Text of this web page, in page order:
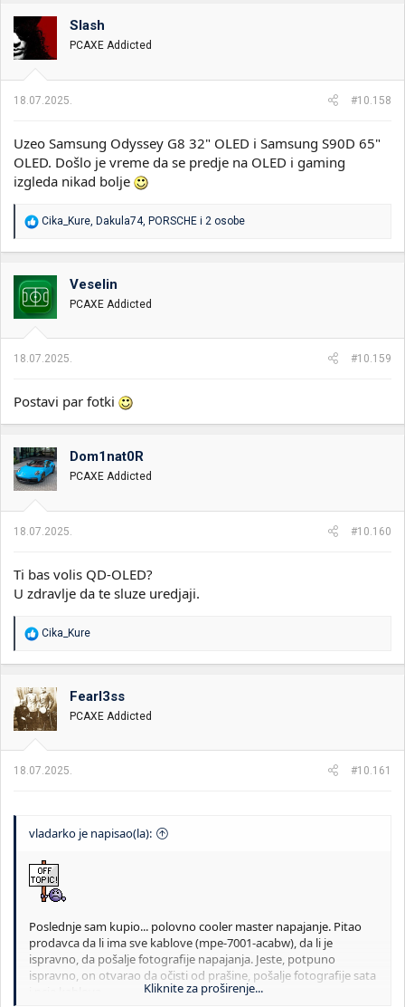
o
v
a
n
:
Slash
PCAXE Addicted
18.07.2025. #10.158
Uzeo Samsung Odyssey G8 32" OLED i Samsung S90D 65"
OLED. Došlo je vreme da se predje na OLED i gaming
izgleda nikad bolje
R
a
o
v
a
n
:
Cika_Kure, Dakula74, PORSCHE i 2 osobe
Veselin
PCAXE Addicted
18.07.2025. #10.159
Postavi par fotki
Dom1nat0R
PCAXE Addicted
18.07.2025. #10.160
Ti bas volis QD-OLED?
U zdravlje da te sluze uredjaji.
R
a
o
v
a
n
:
Cika_Kure
Fearl3ss
PCAXE Addicted
18.07.2025. #10.161
vladarko je napisao(la):
Poslednje sam kupio... polovno cooler master napajanje. Pitao
prodavca da li ima sve kablove (mpe-7001-acabw), da li je
ispravno, da pošalje fotografije napajanja. Jeste, potpuno
ispravno, on otvarao da očisti od prašine, pošalje fotografije sata
Kliknite za proširenje...